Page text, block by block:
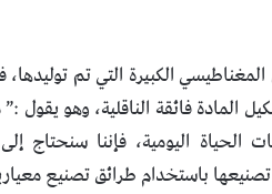
الكبيرة التي تم
المادة فائقة الناقلية، وهو
الحياة اليومية، فإننا سنحتاج
باستخدام طرائق تصنيع